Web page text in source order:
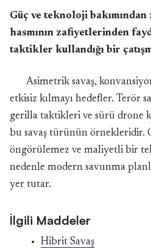
Güç ve teknoloji bakımından
hasmının zafiyetlerinden
taktikler kullandığı bir
Asimetrik savaş,
etkisiz kılmayı hedefler. Terör
gerilla taktikleri ve sürü drone
bu savaş türünün örnekleridir.
öngörülemez ve maliyetli bir
nedenle modern savunma
yer tutar.
İlgili Maddeler
Hibrit Savaş